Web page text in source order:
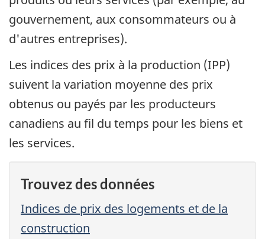
gouvernement, aux consommateurs ou à
d'autres entreprises).
Les indices des prix à la production (IPP)
suivent la variation moyenne des prix
obtenus ou payés par les producteurs
canadiens au fil du temps pour les biens et
les services.
Trouvez des données
Indices de prix des logements et de la
construction